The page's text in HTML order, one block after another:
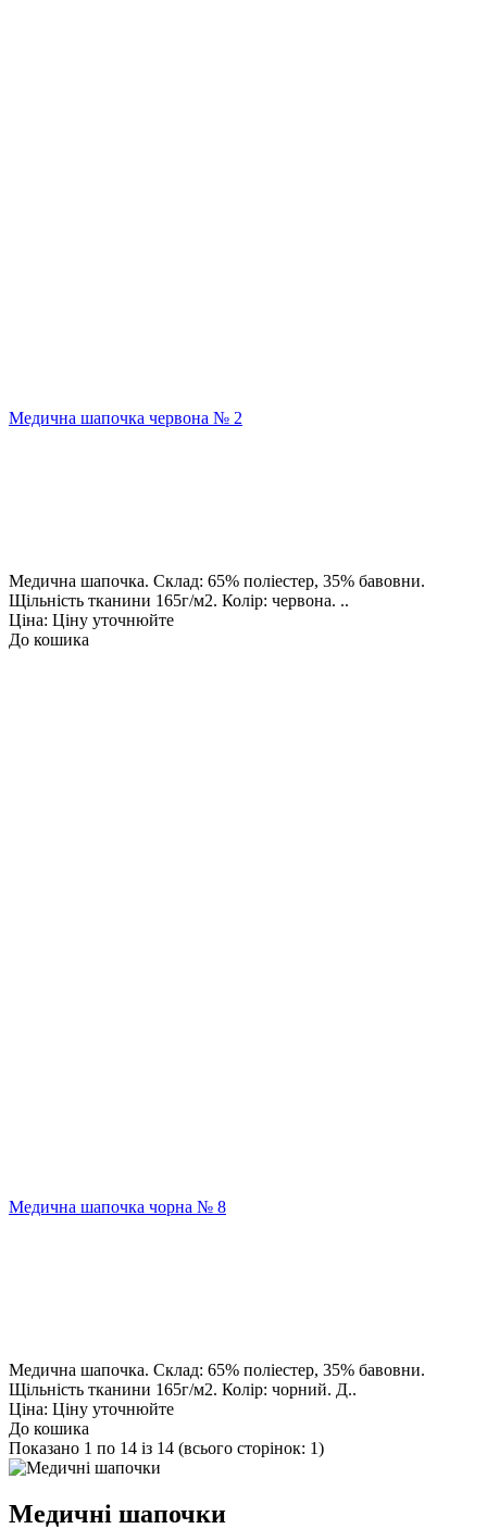
Медична шапочка червона № 2
Медична шапочка. Склад: 65% поліестер, 35% бавовни.
Щільність тканини 165г/м2. Колір: червона. ..
Ціна: Ціну уточнюйте
До кошика
Медична шапочка чорна № 8
Медична шапочка. Склад: 65% поліестер, 35% бавовни.
Щільність тканини 165г/м2. Колір: чорний. Д..
Ціна: Ціну уточнюйте
До кошика
Показано 1 по 14 із 14 (всього сторінок: 1)
Медичні шапочки